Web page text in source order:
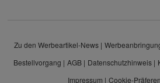
Zu den Werbeartikel-News
Bestellvorgang
AGB Datenschutzhinweis
Impressum
Cookie-